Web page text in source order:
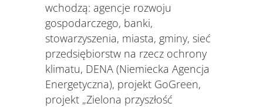
wchodzą: agencje rozwoju
gospodarczego, banki,
stowarzyszenia, miasta, gminy, sieć
przedsiębiorstw na rzecz ochrony
klimatu, DENA (Niemiecka Agencja
Energetyczna), projekt GoGreen,
projekt „Zielona przyszłość